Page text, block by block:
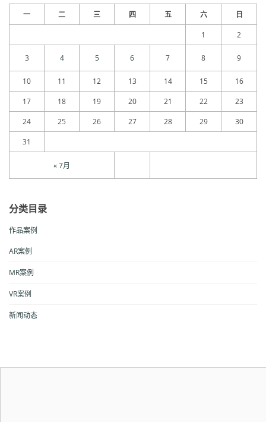
一 二 三 四 五 六 日
« 7月
1 2
3 4 5 6 7 8 9
10 11 12 13 14 15
16
17
18 19 20 21 22
23
24
25 26 27 28 29
30
31
分类目录
作品案例
AR案例
MR案例
VR案例
新闻动态